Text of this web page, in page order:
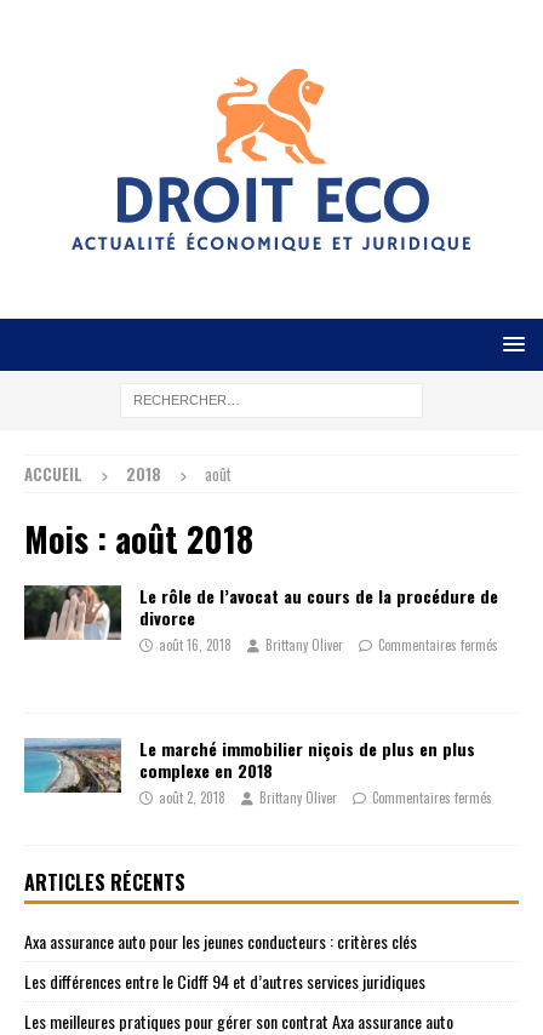
ACCUEIL 2018 août
Mois : août 2018
Le rôle de l’avocat au cours de la procédure de
divorce
août 16, 2018 Brittany Oliver Commentaires fermés
Le marché immobilier niçois de plus en plus
complexe en 2018
août 2, 2018 Brittany Oliver Commentaires fermés
ARTICLES RÉCENTS
Axa assurance auto pour les jeunes conducteurs : critères clés
Les différences entre le Cidff 94 et d’autres services juridiques
Les meilleures pratiques pour gérer son contrat Axa assurance auto